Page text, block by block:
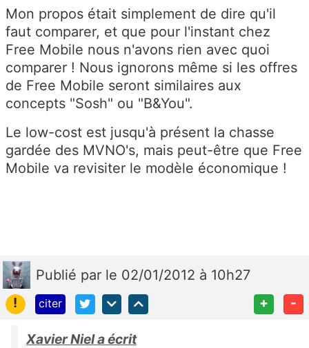
Mon propos était simplement de dire qu'il
faut comparer, et que pour l'instant chez
Free Mobile nous n'avons rien avec quoi
comparer ! Nous ignorons même si les offres
de Free Mobile seront similaires aux
concepts "Sosh" ou "B&You".
Le low-cost est jusqu'à présent la chasse
gardée des MVNO's, mais peut-être que Free
Mobile va revisiter le modèle économique !
Publié par le 02/01/2012 à 10h27
!
citer + -
Xavier Niel a écrit